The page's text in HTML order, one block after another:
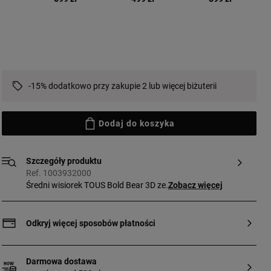
-15% dodatkowo przy zakupie 2 lub więcej biżuterii
Dodaj do koszyka
Szczegóły produktu
Ref. 1003932000
Średni wisiorek TOUS Bold Bear 3D ze
zawiera łańcuszka.
Zobacz więcej
Odkryj więcej sposobów płatności
Darmowa dostawa